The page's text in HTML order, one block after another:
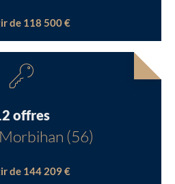
de 118 500 €
offres
(56)
de 144 209 €